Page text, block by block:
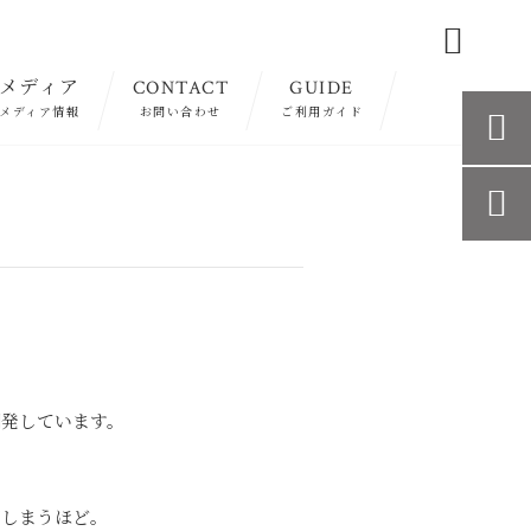
メディア
メディア情報
CONTACT
お問い合わせ
GUIDE
ご利用ガイド

しています。
まうほど。

